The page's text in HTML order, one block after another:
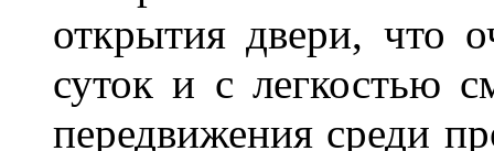
открытия двери, что
суток и с легкостью
передвижения среди